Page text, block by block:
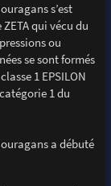
s’est
qui vécu du
ou
se sont formés
1 EPSILON
1 du
a débuté